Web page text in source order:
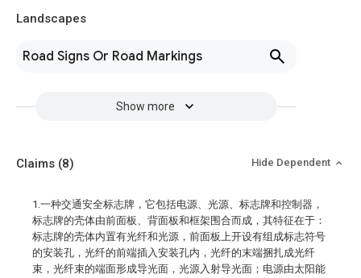
Landscapes
Road Signs Or Road Markings
Show more
Claims (8) Hide Dependent
1.一种交通安全标志牌，它包括电源、光源、标志牌和控制器，
标志牌的壳体由前面板、背面板和框架围合而成，其特征在于：
标志牌的壳体内置有光纤和光源，前面板上开设有组成标志符号
的安装孔，光纤的前端插入安装孔内，光纤的末端捆扎成光纤
束，光纤束的端面形成导光面，光源入射导光面；电源由太阳能